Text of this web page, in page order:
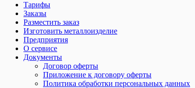
Тарифы
Заказы
Разместить заказ
Изготовить металлоизделие
Предприятия
О сервисе
Документы
Договор оферты
Приложение к договору оферты
Политика обработки персональных данных